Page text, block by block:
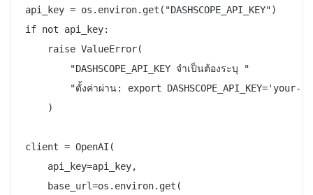
api_key = os.environ.get("DASHSCOPE_API_KEY")
if not api_key:
    raise ValueError(
        "DASHSCOPE_API_KEY จำเป็นต้องระบุ "
"ตั้งค่าผ่าน: export DASHSCOPE_API_KEY='your-
    )
client = OpenAI(
    api_key=api_key,
    base_url=os.environ.get(